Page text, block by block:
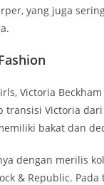
yang juga
Victoria
transisi Victoria
bakat dan
dengan merilis
& Republic.